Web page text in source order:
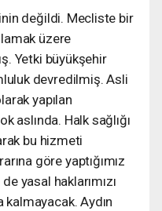
değildi. Mecliste bir
üzere
Yetki büyükşehir
devredilmiş. Asli
yapılan
aslında. Halk sağlığı
bu hizmeti
göre yaptığımız
yasal haklarımızı
kalmayacak. Aydın